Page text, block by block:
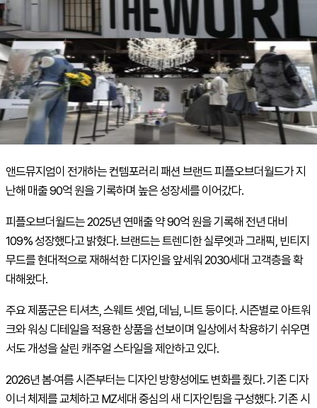
앤드뮤지엄이 전개하는 컨템포러리 패션 브랜드 피플오브더월드가 지
난해 매출 90억 원을 기록하며 높은 성장세를 이어갔다.
피플오브더월드는 2025년 연매출 약 90억 원을 기록해 전년 대비
109% 성장했다고 밝혔다. 브랜드는 트렌디한 실루엣과 그래픽, 빈티지
무드를 현대적으로 재해석한 디자인을 앞세워 2030세대 고객층을 확
대해왔다.
주요 제품군은 티셔츠, 스웨트 셋업, 데님, 니트 등이다. 시즌별로 아트워
크와 워싱 디테일을 적용한 상품을 선보이며 일상에서 착용하기 쉬우면
서도 개성을 살린 캐주얼 스타일을 제안하고 있다.
2026년 봄·여름 시즌부터는 디자인 방향성에도 변화를 줬다. 기존 디자
이너 체제를 교체하고 MZ세대 중심의 새 디자인팀을 구성했다. 기존 시